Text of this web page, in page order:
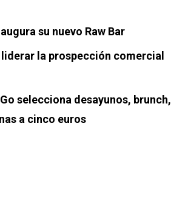
su nuevo Raw Bar
liderar la prospección comercial
selecciona desayunos, brunch,
a cinco euros